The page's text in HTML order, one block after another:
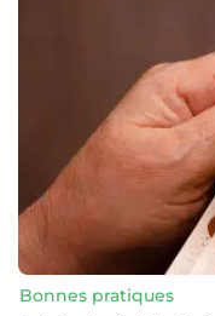
Bonnes pratiques